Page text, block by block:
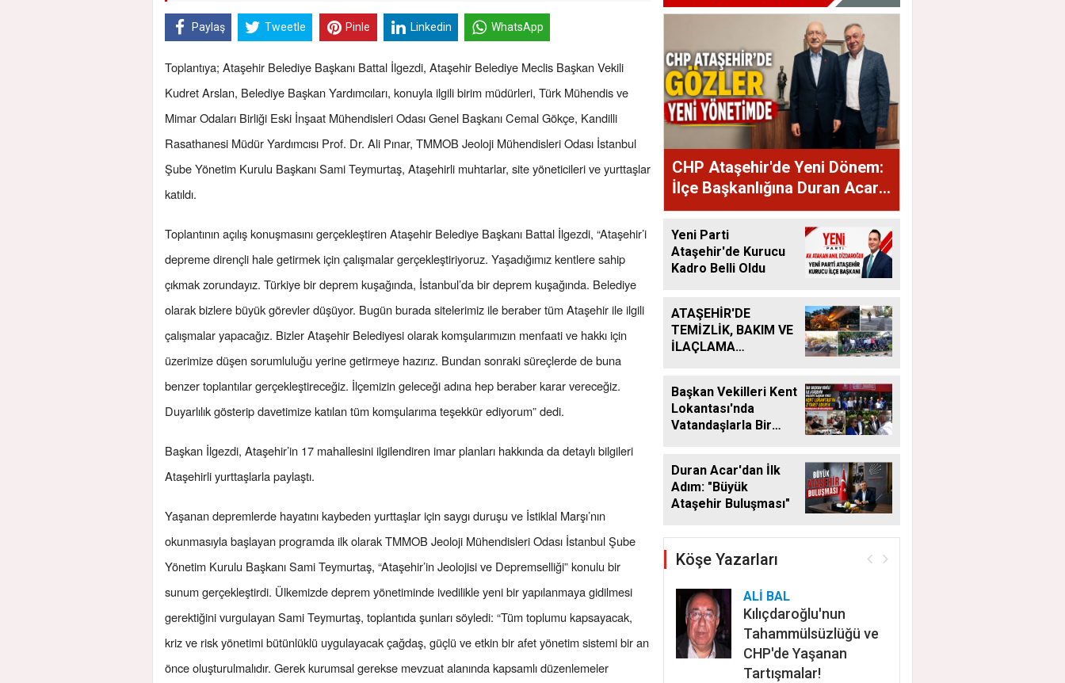
Paylaş Tweetle Pinle Linkedin WhatsApp
Toplantıya; Ataşehir Belediye Başkanı Battal İlgezdi, Ataşehir Belediye Meclis Başkan Vekili
Kudret Arslan, Belediye Başkan Yardımcıları, konuyla ilgili birim müdürleri, Türk Mühendis ve
Mimar Odaları Birliği Eski İnşaat Mühendisleri Odası Genel Başkanı Cemal Gökçe, Kandilli
Rasathanesi Müdür Yardımcısı Prof. Dr. Ali Pınar, TMMOB Jeoloji Mühendisleri Odası İstanbul
Şube Yönetim Kurulu Başkanı Sami Teymurtaş, Ataşehirli muhtarlar, site yöneticileri ve yurttaşlar
katıldı.
Toplantının açılış konuşmasını gerçekleştiren Ataşehir Belediye Başkanı Battal İlgezdi, “Ataşehir’i
depreme dirençli hale getirmek için çalışmalar gerçekleştiriyoruz. Yaşadığımız kentlere sahip
çıkmak zorundayız. Türkiye bir deprem kuşağında, İstanbul’da bir deprem kuşağında. Belediye
olarak bizlere büyük görevler düşüyor. Bugün burada sitelerimiz ile beraber tüm Ataşehir ile ilgili
çalışmalar yapacağız. Bizler Ataşehir Belediyesi olarak komşularımızın menfaati ve hakkı için
üzerimize düşen sorumluluğu yerine getirmeye hazırız. Bundan sonraki süreçlerde de buna
benzer toplantılar gerçekleştireceğiz. İlçemizin geleceği adına hep beraber karar vereceğiz.
Duyarlılık gösterip davetimize katılan tüm komşularıma teşekkür ediyorum” dedi.
Başkan İlgezdi, Ataşehir’in 17 mahallesini ilgilendiren imar planları hakkında da detaylı bilgileri
Ataşehirli yurttaşlarla paylaştı.
Yaşanan depremlerde hayatını kaybeden yurttaşlar için saygı duruşu ve İstiklal Marşı’nın
okunmasıyla başlayan programda ilk olarak TMMOB Jeoloji Mühendisleri Odası İstanbul Şube
Yönetim Kurulu Başkanı Sami Teymurtaş, “Ataşehir’in Jeolojisi ve Depremselliği” konulu bir
sunum gerçekleştirdi. Ülkemizde deprem yönetiminde ivedilikle yeni bir yapılanmaya gidilmesi
gerektiğini vurgulayan Sami Teymurtaş, toplantıda şunları söyledi: “Tüm toplumu kapsayacak,
kriz ve risk yönetimi bütünlüklü uygulayacak çağdaş, güçlü ve etkin bir afet yönetim sistemi bir an
önce oluşturulmalıdır. Gerek kurumsal gerekse mevzuat alanında kapsamlı düzenlemeler
CHP Ataşehir'de Yeni Dönem:
İlçe Başkanlığına Duran Acar
Atandı
Yeni Parti
Ataşehir'de Kurucu
Kadro Belli Oldu
ATAŞEHİR'DE
TEMİZLİK, BAKIM VE
İLAÇLAMA
Başkan Vekilleri Kent
Lokantası'nda
Vatandaşlarla Bir
Duran Acar'dan İlk
Adım: "Büyük
Ataşehir Buluşması"
Köşe Yazarları
ALİ BAL
Kılıçdaroğlu'nun
Tahammülsüzlüğü ve
CHP'de Yaşanan
Tartışmalar!